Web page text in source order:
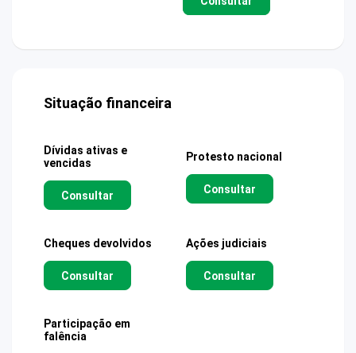
Situação financeira
Dívidas ativas e
vencidas
Consultar
Protesto nacional
Consultar
Cheques devolvidos
Consultar
Ações judiciais
Consultar
Participação em
falência